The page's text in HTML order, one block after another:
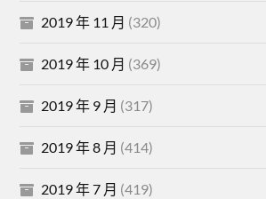
2019 年 11 月 (320)
2019 年 10 月 (369)
2019 年 9 月 (317)
2019 年 8 月 (414)
2019 年 7 月 (419)